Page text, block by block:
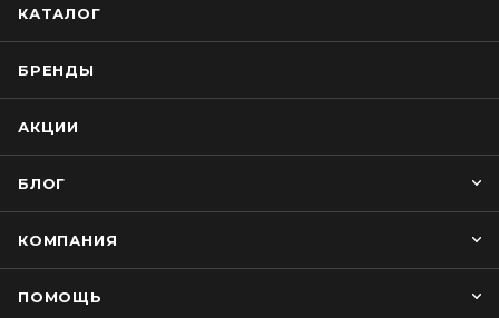
КАТАЛОГ
БРЕНДЫ
АКЦИИ
БЛОГ
КОМПАНИЯ
ПОМОЩЬ